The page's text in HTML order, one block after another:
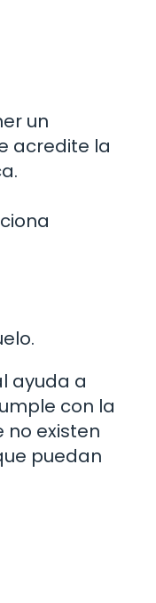
un
acredite la
ayuda a
con la
no existen
puedan